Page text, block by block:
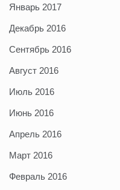
Январь 2017
Декабрь 2016
Сентябрь 2016
Август 2016
Июль 2016
Июнь 2016
Апрель 2016
Март 2016
Февраль 2016